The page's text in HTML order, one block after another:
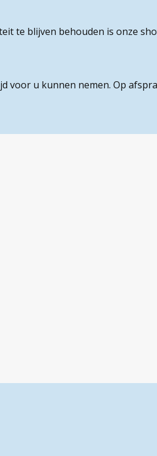
te blijven behouden is onze
voor u kunnen nemen. Op